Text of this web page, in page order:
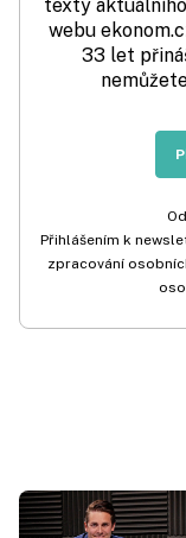
texty
webu
33 let
Přihlášením k
zpracování